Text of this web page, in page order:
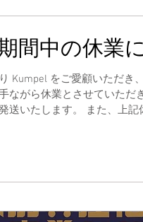
間中の休業
Kumpel をご愛顧いただき
ながら休業とさせていただ
送いたします。 また、上